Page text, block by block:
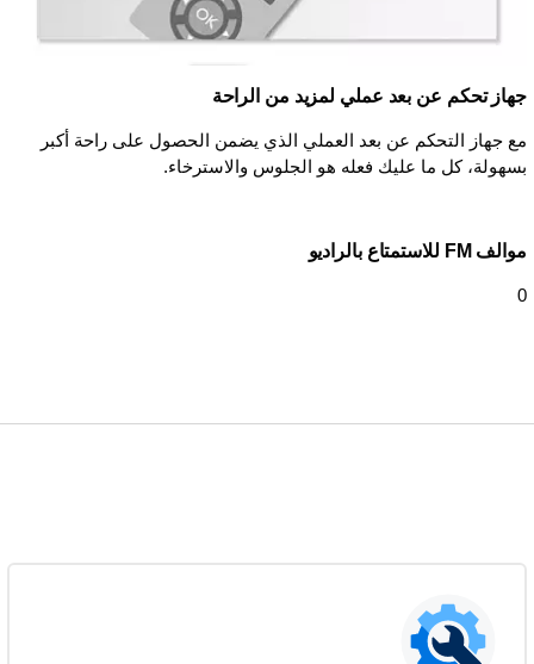
جهاز تحكم عن بعد عملي لمزيد من الراحة
مع جهاز التحكم عن بعد العملي الذي يضمن الحصول على راحة أكبر
بسهولة، كل ما عليك فعله هو الجلوس والاسترخاء.
موالف FM للاستمتاع بالراديو
0